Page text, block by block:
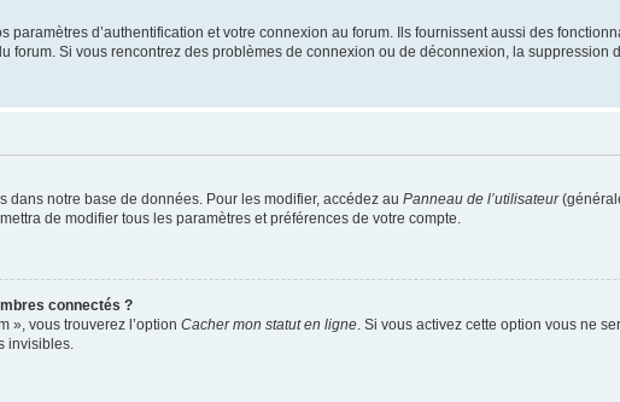
d’authentification et votre connexion au forum. Ils fournissent aussi des
forum. Si vous rencontrez des problèmes de connexion ou de déconnexion, la suppression
dans notre base de données. Pour les modifier, accédez au Panneau de l’utilisateur
de modifier tous les paramètres et préférences de votre compte.
connectés ?
», vous trouverez l’option Cacher mon statut en ligne . Si vous activez cette option vous ne
invisibles.